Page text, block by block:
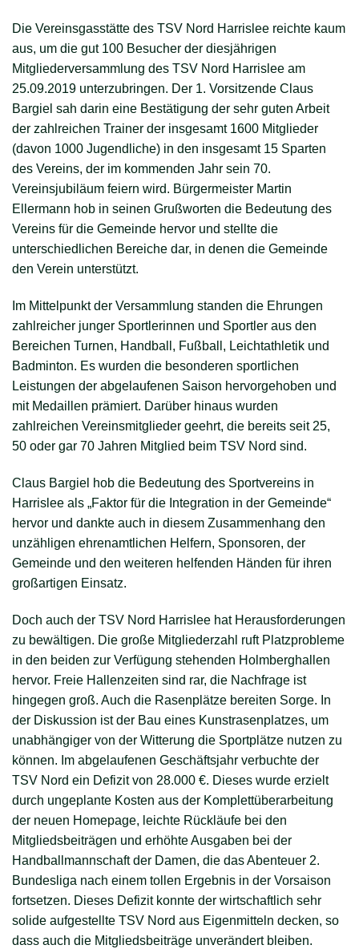
Die Vereinsgasstätte des TSV Nord Harrislee reichte kaum
aus, um die gut 100 Besucher der diesjährigen
Mitgliederversammlung des TSV Nord Harrislee am
25.09.2019 unterzubringen. Der 1. Vorsitzende Claus
Bargiel sah darin eine Bestätigung der sehr guten Arbeit
der zahlreichen Trainer der insgesamt 1600 Mitglieder
(davon 1000 Jugendliche) in den insgesamt 15 Sparten
des Vereins, der im kommenden Jahr sein 70.
Vereinsjubiläum feiern wird. Bürgermeister Martin
Ellermann hob in seinen Grußworten die Bedeutung des
Vereins für die Gemeinde hervor und stellte die
unterschiedlichen Bereiche dar, in denen die Gemeinde
den Verein unterstützt.
Im Mittelpunkt der Versammlung standen die Ehrungen
zahlreicher junger Sportlerinnen und Sportler aus den
Bereichen Turnen, Handball, Fußball, Leichtathletik und
Badminton. Es wurden die besonderen sportlichen
Leistungen der abgelaufenen Saison hervorgehoben und
mit Medaillen prämiert. Darüber hinaus wurden
zahlreichen Vereinsmitglieder geehrt, die bereits seit 25,
50 oder gar 70 Jahren Mitglied beim TSV Nord sind.
Claus Bargiel hob die Bedeutung des Sportvereins in
Harrislee als „Faktor für die Integration in der Gemeinde“
hervor und dankte auch in diesem Zusammenhang den
unzähligen ehrenamtlichen Helfern, Sponsoren, der
Gemeinde und den weiteren helfenden Händen für ihren
großartigen Einsatz.
Doch auch der TSV Nord Harrislee hat Herausforderungen
zu bewältigen. Die große Mitgliederzahl ruft Platzprobleme
in den beiden zur Verfügung stehenden Holmberghallen
hervor. Freie Hallenzeiten sind rar, die Nachfrage ist
hingegen groß. Auch die Rasenplätze bereiten Sorge. In
der Diskussion ist der Bau eines Kunstrasenplatzes, um
unabhängiger von der Witterung die Sportplätze nutzen zu
können. Im abgelaufenen Geschäftsjahr verbuchte der
TSV Nord ein Defizit von 28.000 €. Dieses wurde erzielt
durch ungeplante Kosten aus der Komplettüberarbeitung
der neuen Homepage, leichte Rückläufe bei den
Mitgliedsbeiträgen und erhöhte Ausgaben bei der
Handballmannschaft der Damen, die das Abenteuer 2.
Bundesliga nach einem tollen Ergebnis in der Vorsaison
fortsetzen. Dieses Defizit konnte der wirtschaftlich sehr
solide aufgestellte TSV Nord aus Eigenmitteln decken, so
dass auch die Mitgliedsbeiträge unverändert bleiben.